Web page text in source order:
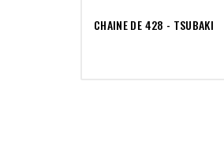
CHAINE DE 428 - TSUBAKI